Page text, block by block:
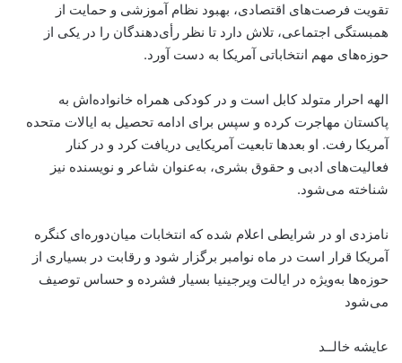
تقویت فرصت‌های اقتصادی، بهبود نظام آموزشی و حمایت از
همبستگی اجتماعی، تلاش دارد تا نظر رأی‌دهندگان را در یکی از
حوزه‌های مهم انتخاباتی آمریکا به دست آورد.
الهه احرار متولد کابل است و در کودکی همراه خانواده‌اش به
پاکستان مهاجرت کرده و سپس برای ادامه تحصیل به ایالات متحده
آمریکا رفت. او بعدها تابعیت آمریکایی دریافت کرد و در کنار
فعالیت‌های ادبی و حقوق بشری، به‌عنوان شاعر و نویسنده نیز
شناخته می‌شود.
نامزدی او در شرایطی اعلام شده که انتخابات میان‌دوره‌ای کنگره
آمریکا قرار است در ماه نوامبر برگزار شود و رقابت در بسیاری از
حوزه‌ها به‌ویژه در ایالت ویرجینیا بسیار فشرده و حساس توصیف
می‌شود
عایشه خالــد